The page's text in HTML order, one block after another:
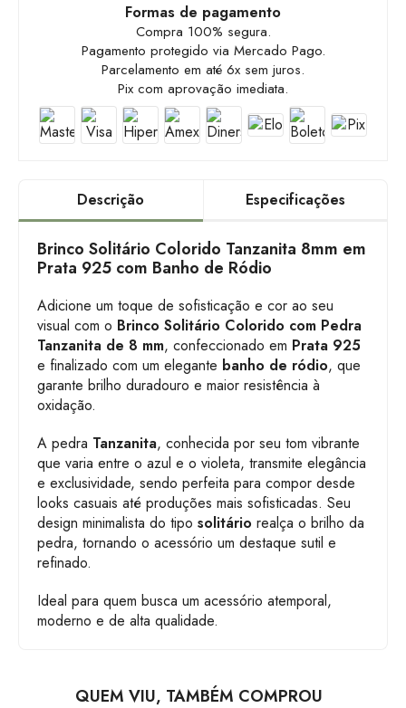
Formas de pagamento
Compra 100% segura.
Pagamento protegido via Mercado Pago.
Parcelamento em até 6x sem juros.
Pix com aprovação imediata.
Descrição Especificações
Brinco Solitário Colorido Tanzanita 8mm em
Prata 925 com Banho de Ródio
Adicione um toque de sofisticação e cor ao seu
visual com o Brinco Solitário Colorido com Pedra
Tanzanita de 8 mm, confeccionado em Prata 925
e finalizado com um elegante banho de ródio, que
garante brilho duradouro e maior resistência à
oxidação.
A pedra Tanzanita, conhecida por seu tom vibrante
que varia entre o azul e o violeta, transmite elegância
e exclusividade, sendo perfeita para compor desde
looks casuais até produções mais sofisticadas. Seu
design minimalista do tipo solitário realça o brilho da
pedra, tornando o acessório um destaque sutil e
refinado.
Ideal para quem busca um acessório atemporal,
moderno e de alta qualidade.
QUEM VIU, TAMBÉM COMPROU